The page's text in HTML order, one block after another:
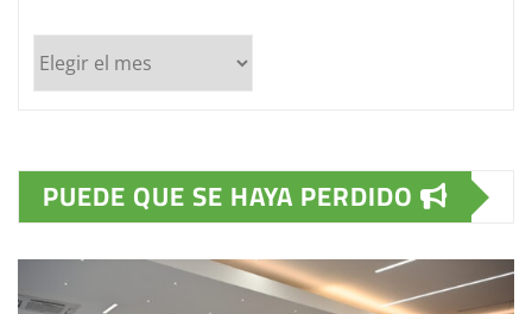
Publicaciones
anteriores
PUEDE QUE SE HAYA PERDIDO